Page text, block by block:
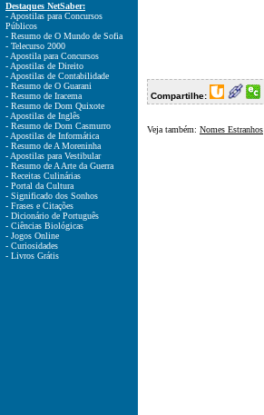
Destaques NetSaber:
- Apostilas para Concursos
Públicos
- Resumo de O Mundo de Sofia
- Telecurso 2000
- Apostila para Concursos
- Apostilas de Direito
- Apostilas de Contabilidade
- Resumo de O Guarani
- Resumo de Iracema
- Resumo de Dom Quixote
- Apostilas de Inglês
- Resumo de Dom Casmurro
- Apostilas de Informática
- Resumo de A Moreninha
- Apostilas para Vestibular
- Resumo de A Arte da Guerra
- Receitas Culinárias
- Portal da Cultura
- Significado dos Sonhos
- Frases e Citações
- Dicionário de Português
- Ciências Biológicas
- Jogos Online
- Curiosidades
- Livros Grátis
Compartilhe:
Veja também: Nomes Estranhos